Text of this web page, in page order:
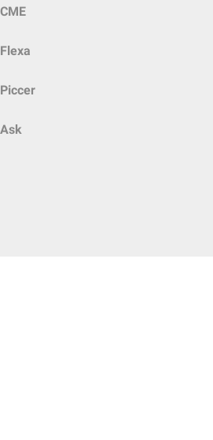
CME
Flexa
Piccer
Ask